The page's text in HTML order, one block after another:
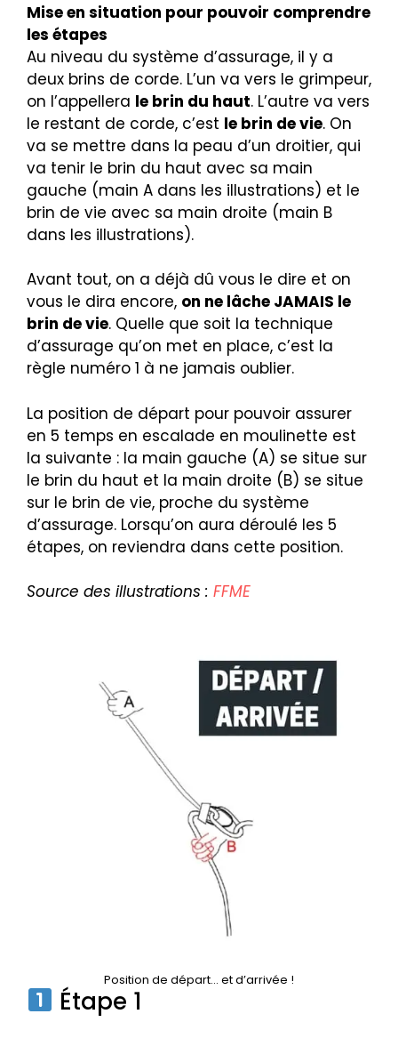
Mise en situation pour pouvoir comprendre
les étapes
Au niveau du système d’assurage, il y a
deux brins de corde. L’un va vers le grimpeur,
on l’appellera le brin du haut. L’autre va vers
le restant de corde, c’est le brin de vie. On
va se mettre dans la peau d’un droitier, qui
va tenir le brin du haut avec sa main
gauche (main A dans les illustrations) et le
brin de vie avec sa main droite (main B
dans les illustrations).
Avant tout, on a déjà dû vous le dire et on
vous le dira encore, on ne lâche JAMAIS le
brin de vie. Quelle que soit la technique
d’assurage qu’on met en place, c’est la
règle numéro 1 à ne jamais oublier.
La position de départ pour pouvoir assurer
en 5 temps en escalade en moulinette est
la suivante : la main gauche (A) se situe sur
le brin du haut et la main droite (B) se situe
sur le brin de vie, proche du système
d’assurage. Lorsqu’on aura déroulé les 5
étapes, on reviendra dans cette position.
Source des illustrations : FFME
Position de départ… et d’arrivée !
Étape 1